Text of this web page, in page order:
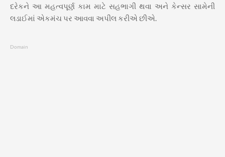
દરેકને આ મહત્વપૂર્ણ કામ માટે સહભાગી થવા અને કેન્સર સામેની
લડાઈમાં એકમંચ પર આવવા અપીલ કરીએ છીએ.
Domain